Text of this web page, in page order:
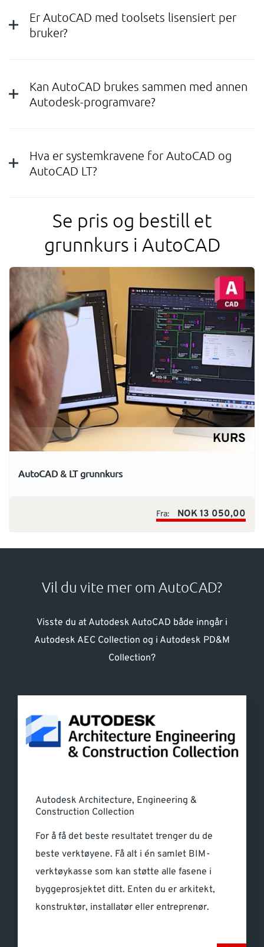
Er AutoCAD med toolsets lisensiert per
bruker?
Kan AutoCAD brukes sammen med annen
Autodesk-programvare?
Hva er systemkravene for AutoCAD og
AutoCAD LT?
Se pris og bestill et
grunnkurs i AutoCAD
KURS
AutoCAD & LT grunnkurs
Fra: NOK 13 050,00
Vil du vite mer om AutoCAD?
Visste du at Autodesk AutoCAD både inngår i
Autodesk AEC Collection og i Autodesk PD&M
Collection?
Autodesk Architecture, Engineering &
Construction Collection
For å få det beste resultatet trenger du de
beste verktøyene. Få alt i én samlet BIM-
verktøykasse som kan støtte alle fasene i
byggeprosjektet ditt. Enten du er arkitekt,
konstruktør, installatør eller entreprenør.